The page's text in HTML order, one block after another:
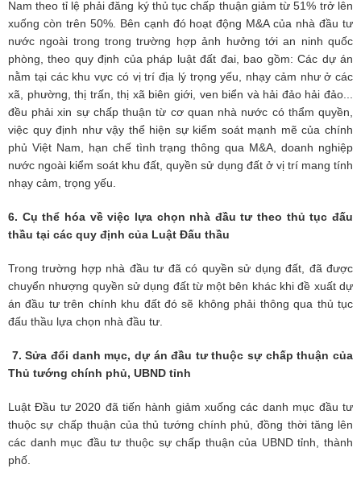
Nam theo tỉ lệ phải đăng ký thủ tục chấp thuận giảm từ 51% trở lên
xuống còn trên 50%. Bên cạnh đó hoạt động M&A của nhà đầu tư
nước ngoài trong trong trường hợp ảnh hưởng tới an ninh quốc
phòng, theo quy định của pháp luật đất đai, bao gồm: Các dự án
nằm tại các khu vực có vị trí địa lý trọng yếu, nhạy cảm như ở các
xã, phường, thị trấn, thị xã biên giới, ven biển và hải đảo hải đảo...
đều phải xin sự chấp thuận từ cơ quan nhà nước có thẩm quyền,
việc quy định như vậy thể hiện sự kiểm soát mạnh mẽ của chính
phủ Việt Nam, hạn chế tình trạng thông qua M&A, doanh nghiệp
nước ngoài kiểm soát khu đất, quyền sử dụng đất ở vị trí mang tính
nhạy cảm, trọng yếu.
6. Cụ thể hóa về việc lựa chọn nhà đầu tư theo thủ tục đấu
thầu tại các quy định của Luật Đấu thầu
Trong trường hợp nhà đầu tư đã có quyền sử dụng đất, đã được
chuyển nhượng quyền sử dụng đất từ một bên khác khi đề xuất dự
án đầu tư trên chính khu đất đó sẽ không phải thông qua thủ tục
đấu thầu lựa chọn nhà đầu tư.
7. Sửa đổi danh mục, dự án đầu tư thuộc sự chấp thuận của
Thủ tướng chính phủ, UBND tỉnh
Luật Đầu tư 2020 đã tiến hành giảm xuống các danh mục đầu tư
thuộc sự chấp thuận của thủ tướng chính phủ, đồng thời tăng lên
các danh mục đầu tư thuộc sự chấp thuận của UBND tỉnh, thành
phố.